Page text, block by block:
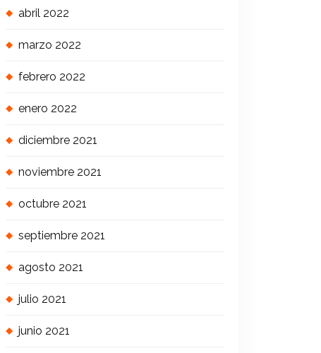
abril 2022
marzo 2022
febrero 2022
enero 2022
diciembre 2021
noviembre 2021
octubre 2021
septiembre 2021
agosto 2021
julio 2021
junio 2021